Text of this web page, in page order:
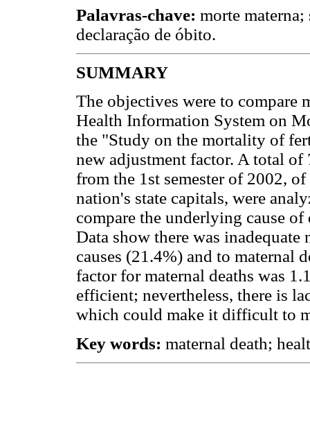
Palavras-chave: morte materna;
declaração de óbito.
SUMMARY
The objectives were to compare
Health Information System on
the "Study on the mortality of
new adjustment factor. A total
from the 1st semester of 2002,
nation's state capitals, were
compare the underlying cause
Data show there was
causes (21.4%) and to maternal
factor for maternal deaths was
efficient; nevertheless, there is
which could make it difficult to
Key words: maternal death;